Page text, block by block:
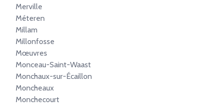
Merville
Méteren
Millam
Millonfosse
Mœuvres
Monceau-Saint-Waast
Monchaux-sur-Écaillon
Moncheaux
Monchecourt